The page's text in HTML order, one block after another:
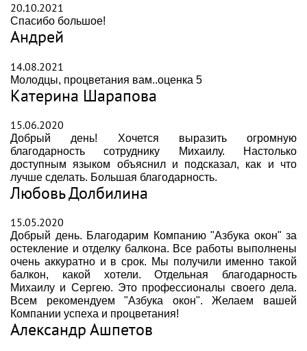
20.10.2021
Спасибо большое!
Андрей
14.08.2021
Молодцы, процветания вам..оценка 5
Катерина Шарапова
15.06.2020
Добрый день! Хочется выразить огромную
благодарность сотруднику Михаилу. Настолько
доступным языком объяснил и подсказал, как и что
лучше сделать. Большая благодарность.
Любовь Долбилина
15.05.2020
Добрый день. Благодарим Компанию "Азбука окон" за
остекление и отделку балкона. Все работы выполнены
очень аккуратно и в срок. Мы получили именно такой
балкон, какой хотели. Отдельная благодарность
Михаилу и Сергею. Это профессионалы своего дела.
Всем рекомендуем "Азбука окон". Желаем вашей
Компании успеха и процветания!
Александр Ашпетов